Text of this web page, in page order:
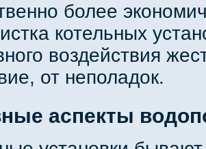
более
котельных
воздействия
от неполадок.
аспекты